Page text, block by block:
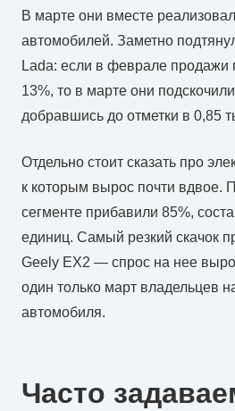
В марте они вместе
автомобилей. Заметно
Lada: если в феврале продажи
13%, то в марте они
добравшись до отметки в 0,85
Отдельно стоит сказать про
к которым вырос почти вдвое.
сегменте прибавили 85%,
единиц. Самый резкий скачок
Geely EX2 — спрос на нее
один только март владельцев
автомобиля.
Часто